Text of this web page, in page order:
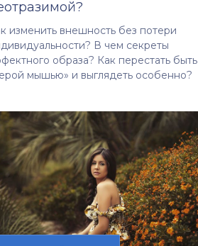
изменить внешность без потери
В чем секреты
образа? Как перестать быть
мышью» и выглядеть особенно?